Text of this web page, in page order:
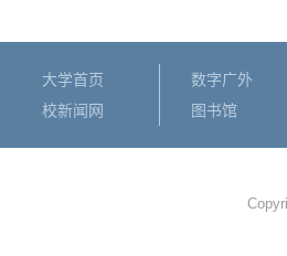
大学首页
校新闻网
数字广外
图书馆